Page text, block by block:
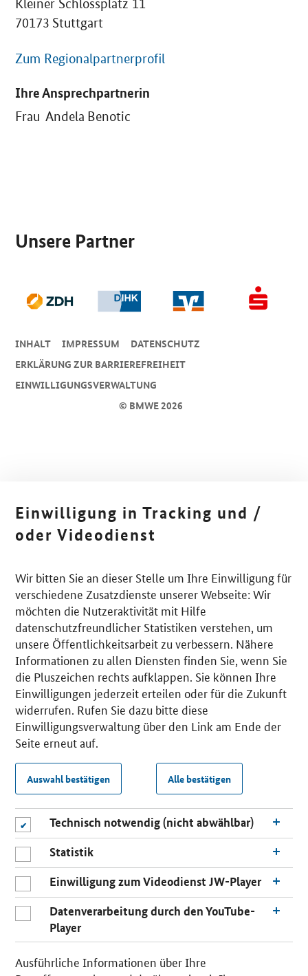
Kleiner Schlossplatz 11
70173 Stuttgart
Zum Regionalpartnerprofil
Ihre Ansprechpartnerin
Frau Andela Benotic
Unsere Partner
© BMWE 2026
INHALT IMPRESSUM
DA­TEN­SCHUTZ
ERKLÄRUNG ZUR BARRIEREFREIHEIT
EINWILLIGUNGSVERWALTUNG
Einwilligung in Tracking und /
oder Videodienst
Wir bitten Sie an dieser Stelle um Ihre Einwilligung für
verschiedene Zusatzdienste unserer Webseite: Wir
möchten die Nutzeraktivität mit Hilfe
datenschutzfreundlicher Statistiken verstehen, um
unsere Öffentlichkeitsarbeit zu verbessern. Nähere
Informationen zu allen Diensten finden Sie, wenn Sie
die Pluszeichen rechts aufklappen. Sie können Ihre
Einwilligungen jederzeit erteilen oder für die Zukunft
widerrufen. Rufen Sie dazu bitte diese
Einwilligungsverwaltung über den Link am Ende der
Seite erneut auf.
Auswahl bestätigen Alle bestätigen
Technisch notwendig (nicht abwählbar)
Statistik
Einwilligung zum Videodienst JW-Player
Datenverarbeitung durch den YouTube-
Player
Ausführliche Informationen über Ihre